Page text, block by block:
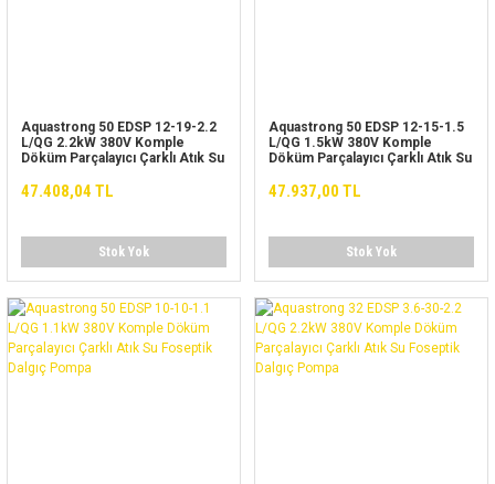
Aquastrong 50 EDSP 12-19-2.2
L/QG 2.2kW 380V Komple
Döküm Parçalayıcı Çarklı Atık Su
47.408,04 TL
Stok Yok
Aquastrong 50 EDSP 12-15-1.5
L/QG 1.5kW 380V Komple
Döküm Parçalayıcı Çarklı Atık Su
47.937,00 TL
Stok Yok